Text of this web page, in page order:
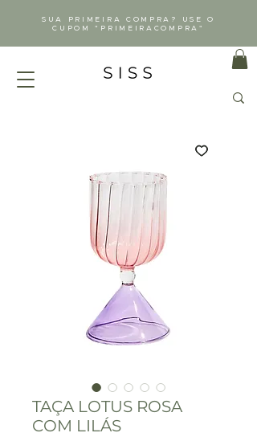
SUA PRIMEIRA COMPRA? USE O
CUPOM "PRIMEIRACOMPRA"
TAÇA LOTUS ROSA
COM LILÁS